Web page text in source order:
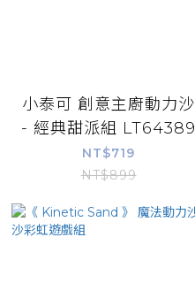
小泰可 創意主廚動力沙
- 經典甜派組 LT64389
NT$719
NT$899